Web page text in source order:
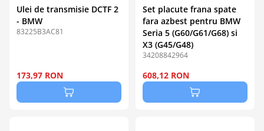
Ulei de transmisie DCTF 2
- BMW
83225B3AC81
173,97 RON
Set placute frana spate
fara azbest pentru BMW
Seria 5 (G60/G61/G68) si
X3 (G45/G48)
34208842964
608,12 RON